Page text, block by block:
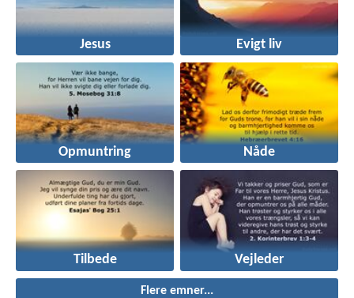
Jesus Evigt liv
Opmuntring Nåde
Tilbede Vejleder
Flere emner...